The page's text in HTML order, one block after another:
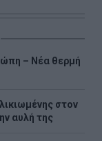
– Νέα θερμή
στον
αυλή της